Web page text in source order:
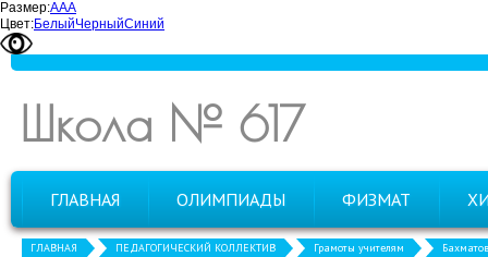
Размер:ААА
Цвет:БелыйЧерныйСиний
Школа № 617
ГЛАВНАЯ ОЛИМПИАДЫ ФИЗМАТ
ГЛАВНАЯ ПЕДАГОГИЧЕСКИЙ КОЛЛЕКТИВ Грамоты учителям